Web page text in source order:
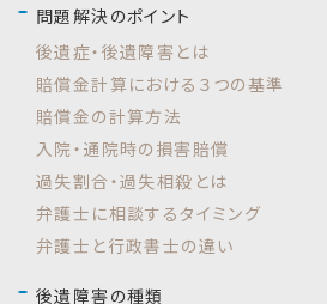
問題解決のポイント
後遺症・後遺障害とは
賠償金計算における３つの基準
賠償金の計算方法
入院・通院時の損害賠償
過失割合・過失相殺とは
弁護士に相談するタイミング
弁護士と行政書士の違い
後遺障害の種類